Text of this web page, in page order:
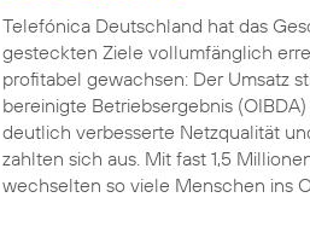
Telefónica Deutschland hat das
gesteckten Ziele vollumfänglich
profitabel gewachsen: Der Umsatz
bereinigte Betriebsergebnis
deutlich verbesserte Netzqualität
zahlten sich aus. Mit fast 1,5
wechselten so viele Menschen ins